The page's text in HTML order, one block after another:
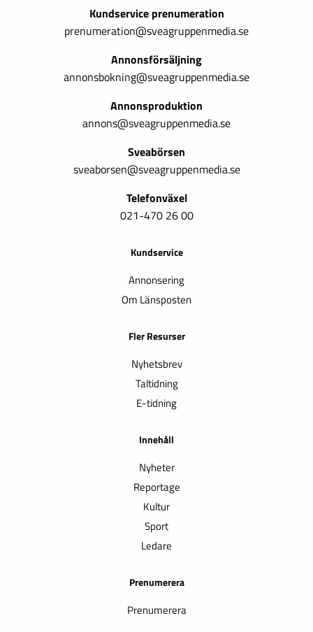
Kundservice prenumeration
prenumeration@sveagruppenmedia.se
Annonsförsäljning
annonsbokning@sveagruppenmedia.se
Annonsproduktion
annons@sveagruppenmedia.se
Sveabörsen
sveaborsen@sveagruppenmedia.se
Telefonväxel
021-470 26 00
Kundservice
Annonsering
Om Länsposten
Fler Resurser
Nyhetsbrev
Taltidning
E-tidning
Innehåll
Nyheter
Reportage
Kultur
Sport
Ledare
Prenumerera
Prenumerera